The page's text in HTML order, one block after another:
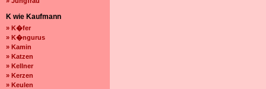
K wie Kaufmann
» K�fer
» K�ngurus
» Kamin
» Katzen
» Kellner
» Kerzen
» Keulen